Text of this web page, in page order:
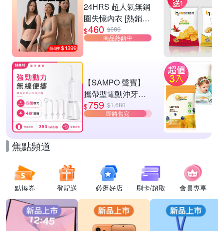
24HRS 超人氣無鋼
圈失憶內衣 [熱銷好
評]
$460 $680
商品熱銷中
【SAMPO 聲寶】
攜帶型電動沖牙機/
洗牙器/沖牙器(WB-
Z2506NL)
$759 $1,680
即將售完
焦點頻道
點換券 登記送 必逛好店 刷卡/超取 會員專享